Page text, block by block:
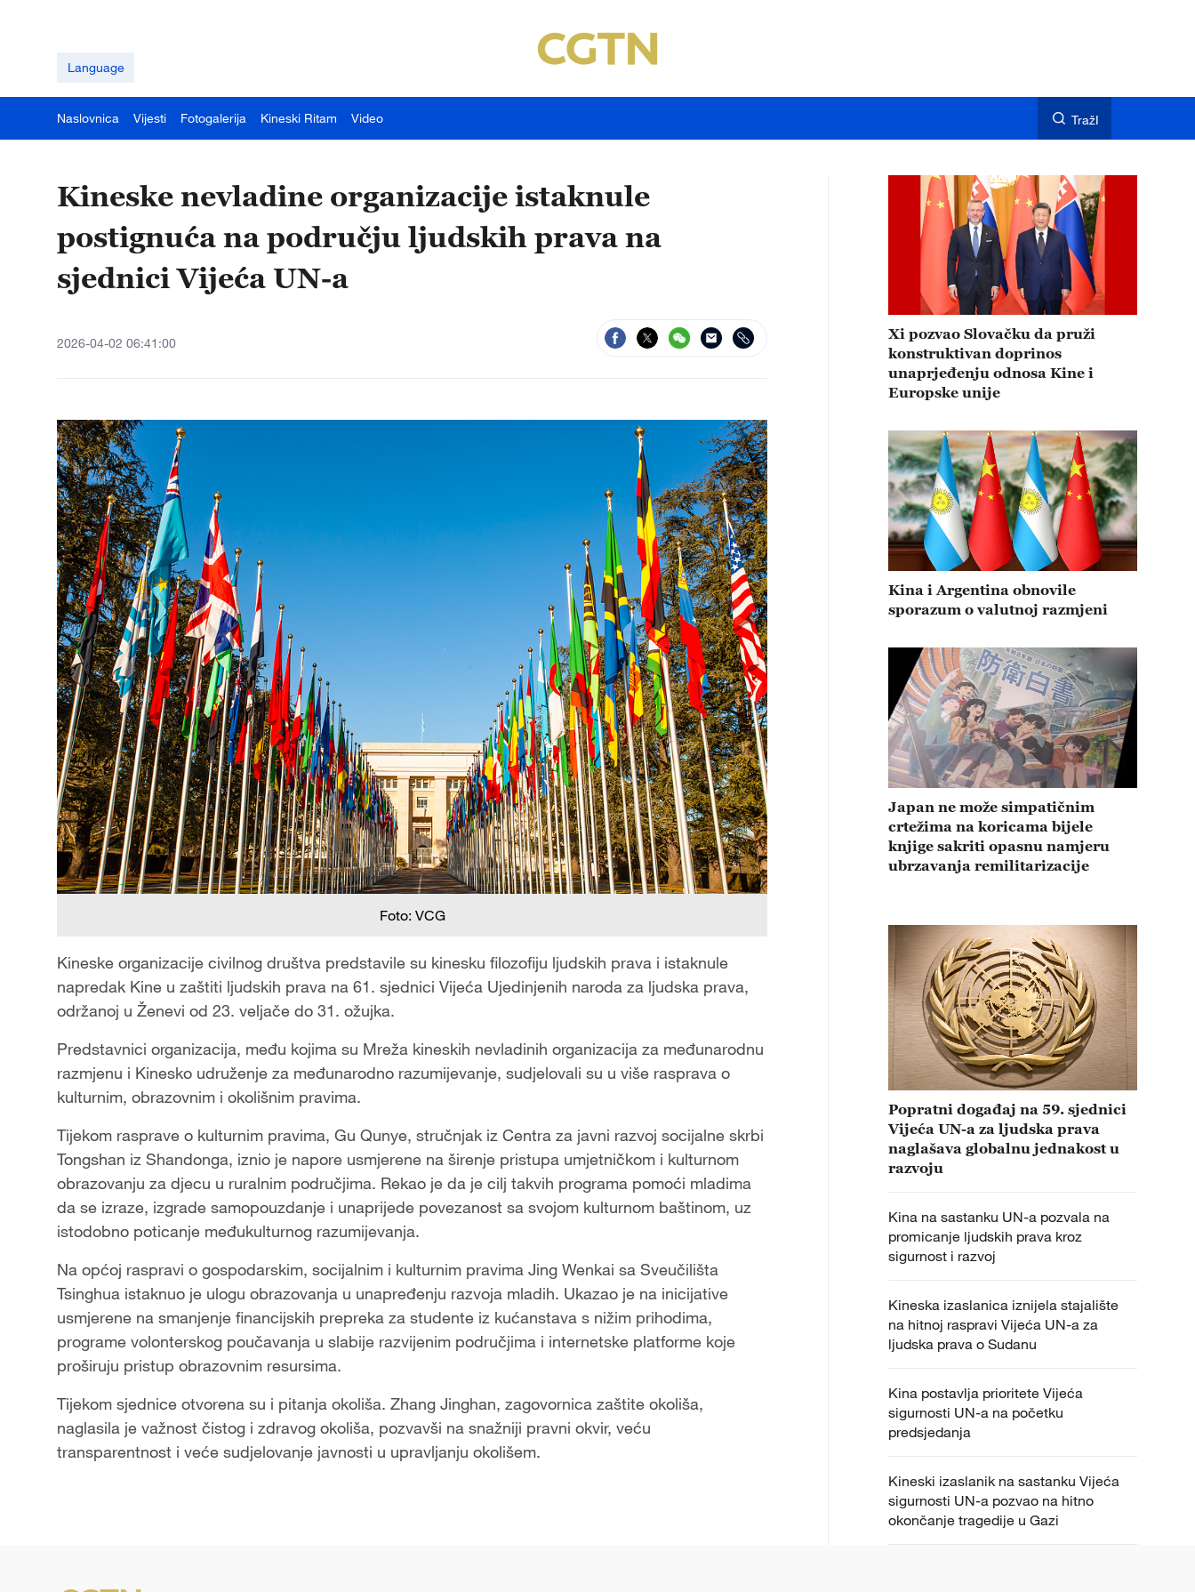
Language
Naslovnica Vijesti Fotogalerija Kineski Ritam Video TražI
Kineske nevladine organizacije istaknule
postignuća na području ljudskih prava na
sjednici Vijeća UN-a
2026-04-02 06:41:00
Foto: VCG
Kineske organizacije civilnog društva predstavile su kinesku filozofiju ljudskih prava i istaknule
napredak Kine u zaštiti ljudskih prava na 61. sjednici Vijeća Ujedinjenih naroda za ljudska prava,
održanoj u Ženevi od 23. veljače do 31. ožujka.
Predstavnici organizacija, među kojima su Mreža kineskih nevladinih organizacija za međunarodnu
razmjenu i Kinesko udruženje za međunarodno razumijevanje, sudjelovali su u više rasprava o
kulturnim, obrazovnim i okolišnim pravima.
Tijekom rasprave o kulturnim pravima, Gu Qunye, stručnjak iz Centra za javni razvoj socijalne skrbi
Tongshan iz Shandonga, iznio je napore usmjerene na širenje pristupa umjetničkom i kulturnom
obrazovanju za djecu u ruralnim područjima. Rekao je da je cilj takvih programa pomoći mladima
da se izraze, izgrade samopouzdanje i unaprijede povezanost sa svojom kulturnom baštinom, uz
istodobno poticanje međukulturnog razumijevanja.
Na općoj raspravi o gospodarskim, socijalnim i kulturnim pravima Jing Wenkai sa Sveučilišta
Tsinghua istaknuo je ulogu obrazovanja u unapređenju razvoja mladih. Ukazao je na inicijative
usmjerene na smanjenje financijskih prepreka za studente iz kućanstava s nižim prihodima,
programe volonterskog poučavanja u slabije razvijenim područjima i internetske platforme koje
proširuju pristup obrazovnim resursima.
Tijekom sjednice otvorena su i pitanja okoliša. Zhang Jinghan, zagovornica zaštite okoliša,
naglasila je važnost čistog i zdravog okoliša, pozvavši na snažniji pravni okvir, veću
transparentnost i veće sudjelovanje javnosti u upravljanju okolišem.
Xi pozvao Slovačku da pruži
konstruktivan doprinos
unaprjeđenju odnosa Kine i
Europske unije
Kina i Argentina obnovile
sporazum o valutnoj razmjeni
Japan ne može simpatičnim
crtežima na koricama bijele
knjige sakriti opasnu namjeru
ubrzavanja remilitarizacije
Popratni događaj na 59. sjednici
Vijeća UN-a za ljudska prava
naglašava globalnu jednakost u
razvoju
Kina na sastanku UN-a pozvala na
promicanje ljudskih prava kroz
sigurnost i razvoj
Kineska izaslanica iznijela stajalište
na hitnoj raspravi Vijeća UN-a za
ljudska prava o Sudanu
Kina postavlja prioritete Vijeća
sigurnosti UN-a na početku
predsjedanja
Kineski izaslanik na sastanku Vijeća
sigurnosti UN-a pozvao na hitno
okončanje tragedije u Gazi